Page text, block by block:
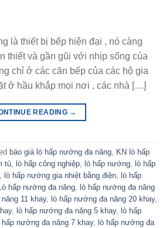
là thiết bị bếp hiện đại , nó càng
thiết và gần gũi với nhịp sống của
chỉ ở các căn bếp của các hộ gia
ở hầu khắp mọi nơi , các nhà […]
READING →
báo giá lò hấp nướng đa năng, KN lò hấp
tủ, lò hấp công nghiệp, lò hấp nướng, lò hấp
, lò hấp nướng gia nhiệt bằng điện, lò hấp
hấp nướng đa năng, lò hấp nướng đa năng
11 khay, lò hấp nướng đa năng 20 khay,
, lò hấp nướng đa năng 5 khay, lò hấp
hấp nướng đa năng 7 khay, lò hấp nướng đa